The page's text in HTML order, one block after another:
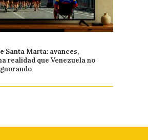
Santa Marta: avances,
realidad que Venezuela no